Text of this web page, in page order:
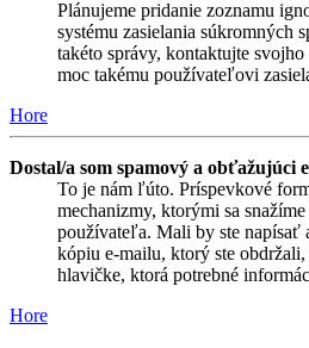
Plánujeme pridanie zoznamu
systému zasielania súkromných
takéto správy, kontaktujte
moc takému používateľovi
Hore
Dostal/a som spamový a obťažujúci
To je nám ľúto. Príspevkové
mechanizmy, ktorými sa
používateľa. Mali by ste napísať
kópiu e-mailu, ktorý ste
hlavičke, ktorá potrebné
Hore